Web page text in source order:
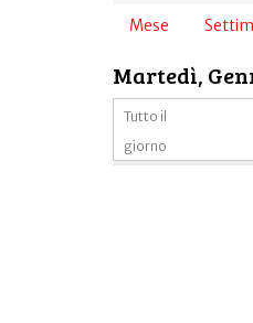
Schede
Mese
Martedì,
Tutto il
giorno